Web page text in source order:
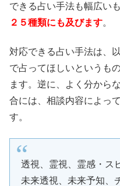
できる占い手法も幅広い
２５種類にも及びます。
対応できる占い手法は、
で占ってほしいというも
ます。逆に、よく分から
合には、相談内容によっ
す。
透視、霊視、霊感・ス
未来透視、未来予知、